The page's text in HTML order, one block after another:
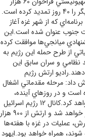
نيروي ذخيره را جلو انداخته و خدمت 20 هزار سرباز ذخيره ديگر را 40 روز تمديد کرده است.
کرد؛ برنامه‌اي که از شهر غزه آغاز
جنوب عنوان شده است.اين
ميانجي‌ها موافقت کرده
از طرح حمله اين رژيم به
نظامي و سران سابق اين
ارتش رژيم
داد: مرحله مقدماتي اشغال
است و در روزهاي آينده،
ارتش شروع به جابه‌جايي ساکنان شهر غزه به سمت جنوب خواهد کرد.کانال 12 رژيم اسرائيل
در اين باره اعلام کرد: طرح نظامي با اشغال کامل شهر غزه آغاز خواهد شد و ارتش از 900 هزار
عمليات در غزه با هفته‌ها
همراه خواهد بود.ايهود